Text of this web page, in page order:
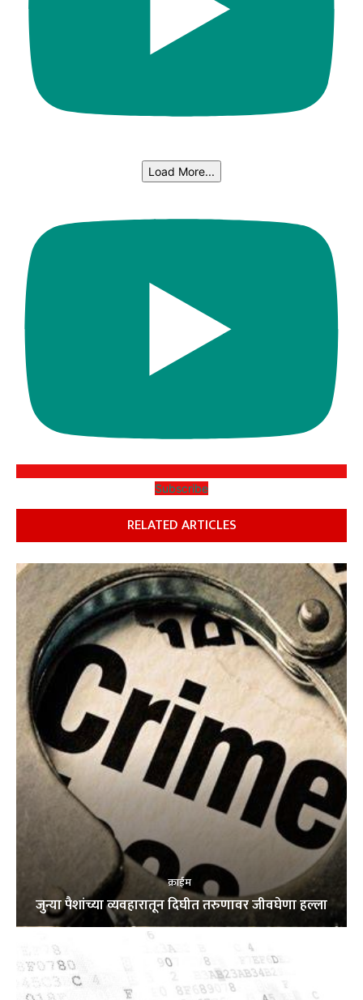
Load More...
Subscribe
RELATED ARTICLES
क्राईम
जुन्या पैशांच्या व्यवहारातून दिघीत तरुणावर जीवघेणा हल्ला